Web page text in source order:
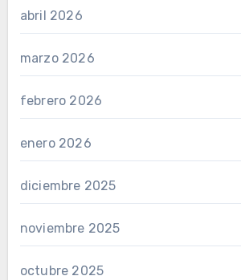
abril 2026
marzo 2026
febrero 2026
enero 2026
diciembre 2025
noviembre 2025
octubre 2025